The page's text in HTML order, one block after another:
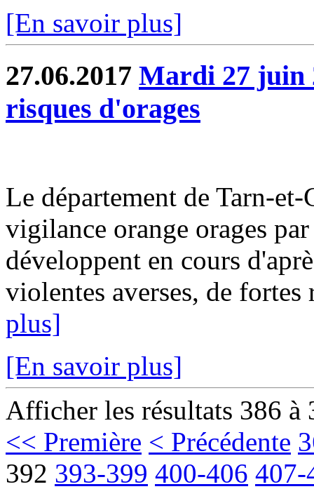
[En savoir plus]
27.06.2017 Mardi 27 juin
risques d'orages
Le département de Tarn-
vigilance orange orages
développent en cours
violentes averses, de fortes
plus]
[En savoir plus]
Afficher les résultats 386 à
<< Première < Précédente
392 393-399 400-406 407-